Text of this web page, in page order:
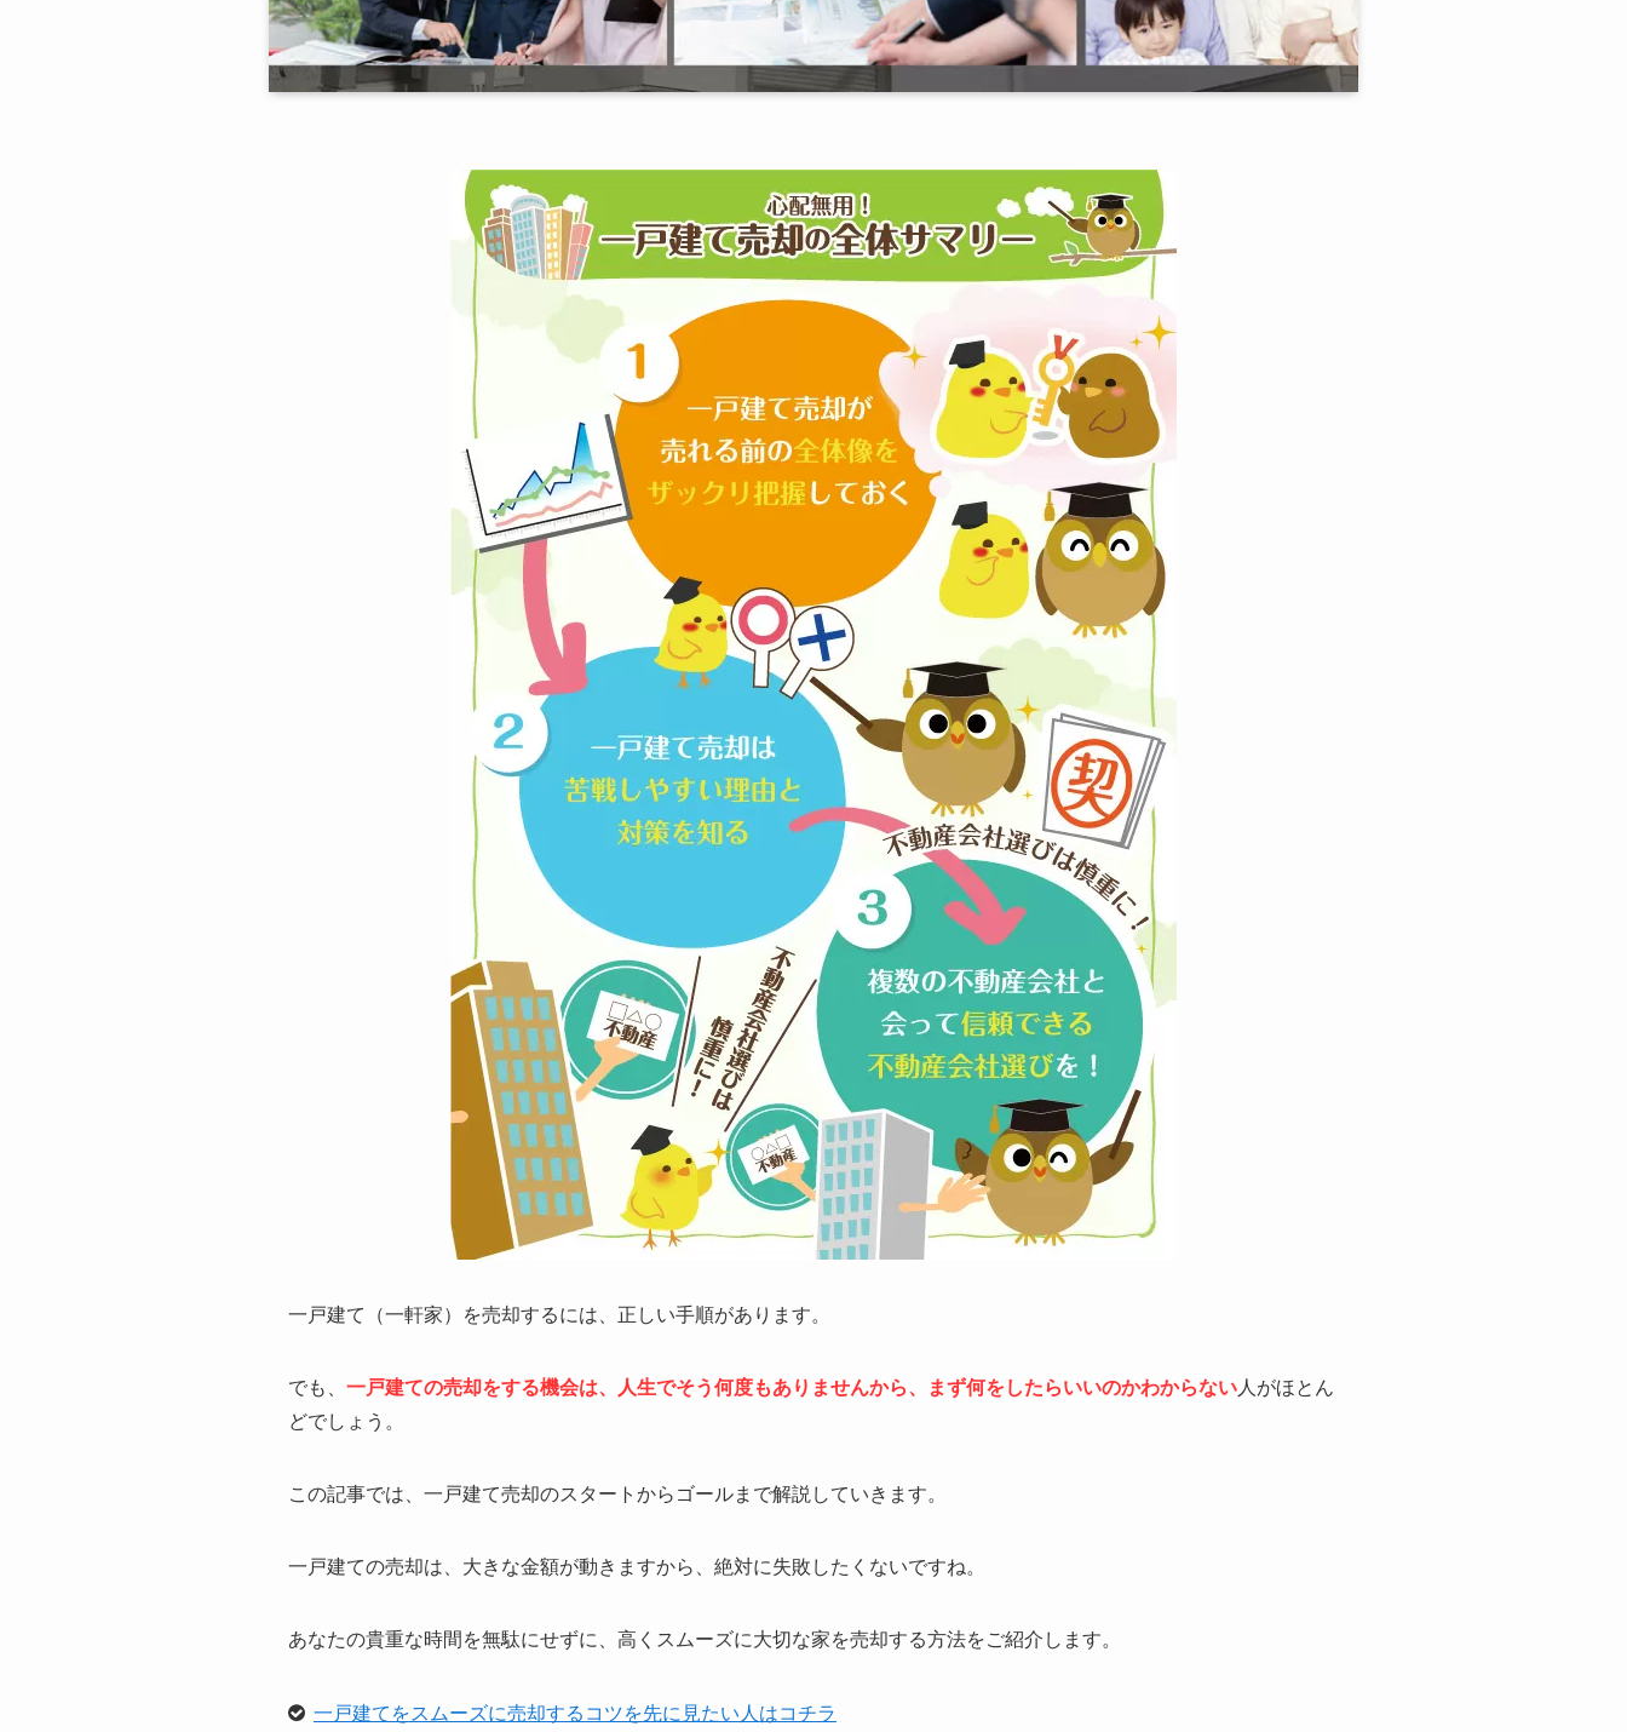
一戸建て（一軒家）を売却するには、正しい手順があります。
でも、 一戸建ての売却をする機会は、人生でそう何度もありませんから、まず何をしたらいいのかわからない人がほとん
どでしょう。
この記事では、一戸建て売却のスタートからゴールまで解説していきます。
一戸建ての売却は、大きな金額が動きますから、絶対に失敗したくないですね。
あなたの貴重な時間を無駄にせずに、高くスムーズに大切な家を売却する方法をご紹介します。
一戸建てをスムーズに売却するコツを先に見たい人はコチラ